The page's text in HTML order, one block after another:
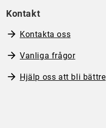
Kontakt
Kontakta oss
Vanliga frågor
Hjälp oss att bli bättre